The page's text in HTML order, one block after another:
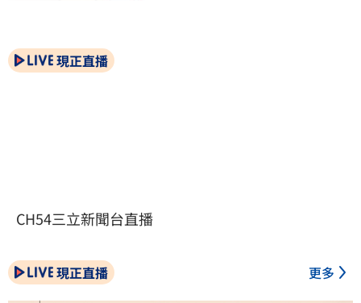
現正直播
CH54三立新聞台直播
現正直播 更多